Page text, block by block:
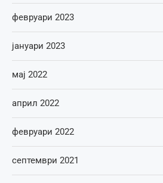
февруари 2023
јануари 2023
мај 2022
април 2022
февруари 2022
септември 2021